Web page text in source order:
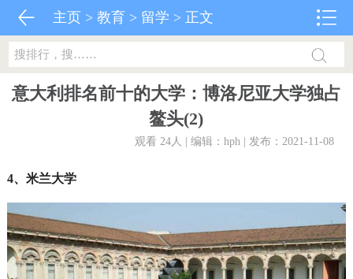
主页 >教育 > 留学 > 正文
意大利排名前十的大学：博洛尼亚大学独占
鳌头(2)
观看 24人 | 编辑：hph | 发布：2021-11-08
4、米兰大学